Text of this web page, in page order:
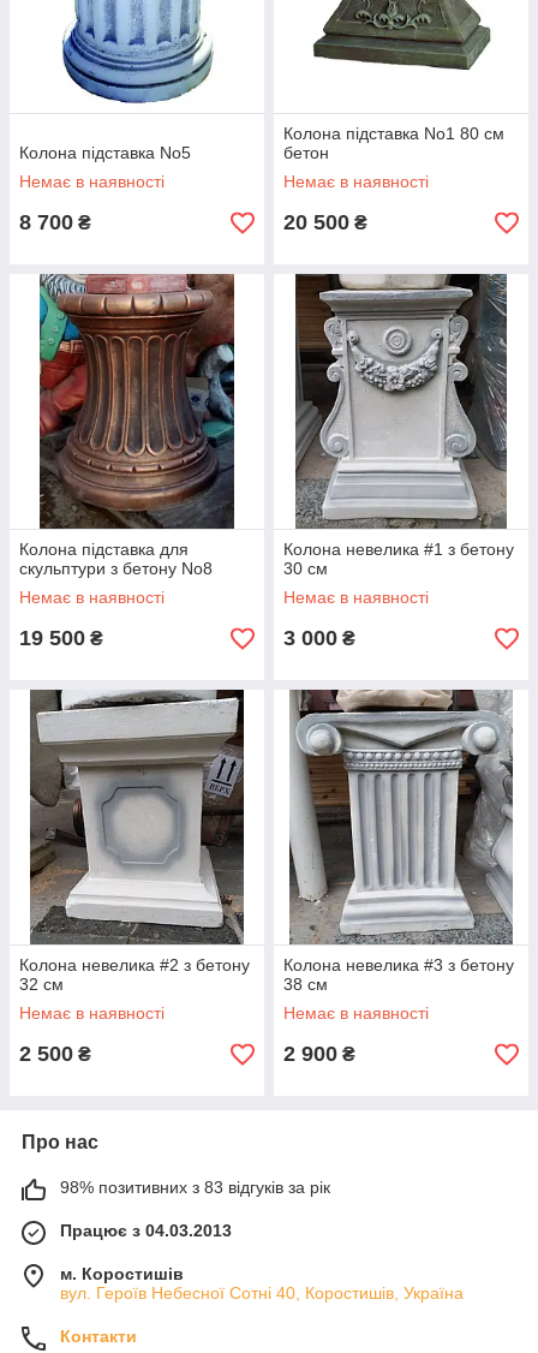
Колона підставка No5
Немає в наявності
8 700 ₴
Колона підставка No1 80 см
бетон
Немає в наявності
20 500 ₴
Колона підставка для
скульптури з бетону No8
Немає в наявності
19 500 ₴
Колона невелика #1 з бетону
30 см
Немає в наявності
3 000 ₴
Колона невелика #2 з бетону
32 см
Немає в наявності
2 500 ₴
Колона невелика #3 з бетону
38 см
Немає в наявності
2 900 ₴
Про нас
98% позитивних з 83 відгуків за рік
Працює з 04.03.2013
м. Коростишів
вул. Героїв Небесної Сотні 40, Коростишів, Україна
Контакти